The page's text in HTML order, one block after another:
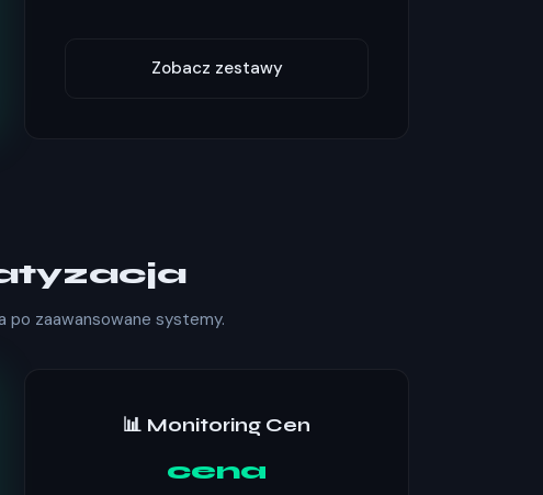
Zobacz zestawy
po zaawansowane systemy.
📊 Monitoring Cen
cena